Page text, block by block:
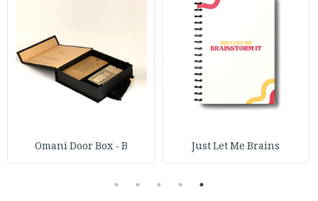
Just Let Me Brains
Omani Door Box - B
1
2
3
4
5